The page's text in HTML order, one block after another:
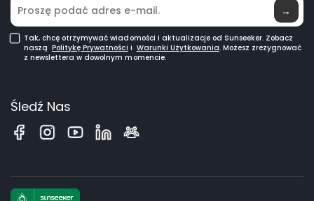
Roboty koszące do dużych trawników
→
Tak, chcę otrzymywać wiadomości i aktualizacje od Sunseeker. Zobacz
naszą Politykę Prywatności i Warunki Użytkowania. Możesz zrezygnować
z newslettera w dowolnym momencie.
Śledź Nas